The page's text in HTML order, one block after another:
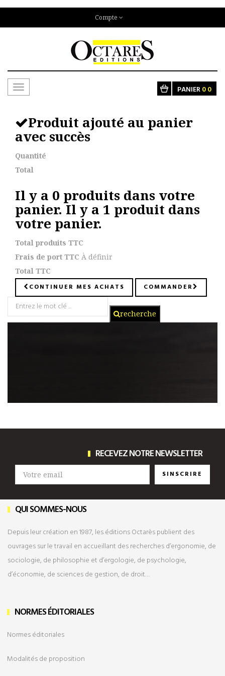
Compte
Toggle
PANIER00
Produit ajouté au panier
avec succès
Quantité
Total
Il y a 0 produits dans votre
panier.Il y a 1 produit dans
votre panier.
Total produits TTC
Frais de port TTC À définir
Total TTC
CONTINUER MES ACHATS COMMANDER
recherche
RECEVEZ NOTRE NEWSLETTER
SINSCRIRE
QUI SOMMES-NOUS
Depuis leur création en 1987, les éditions Octarès publient des
ouvrages sur le travail en accueillant des recherches d’ergonomie, de
sociologie, de philosophie et d’ergologie, de psychologie,
d’économie, de sciences de gestion, de droit…
NORMES ÉDITORIALES
Normes éditoriales
Modalités de proposition